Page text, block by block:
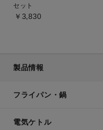
セット
￥3,830
製品情報
フライパン・鍋
電気ケトル